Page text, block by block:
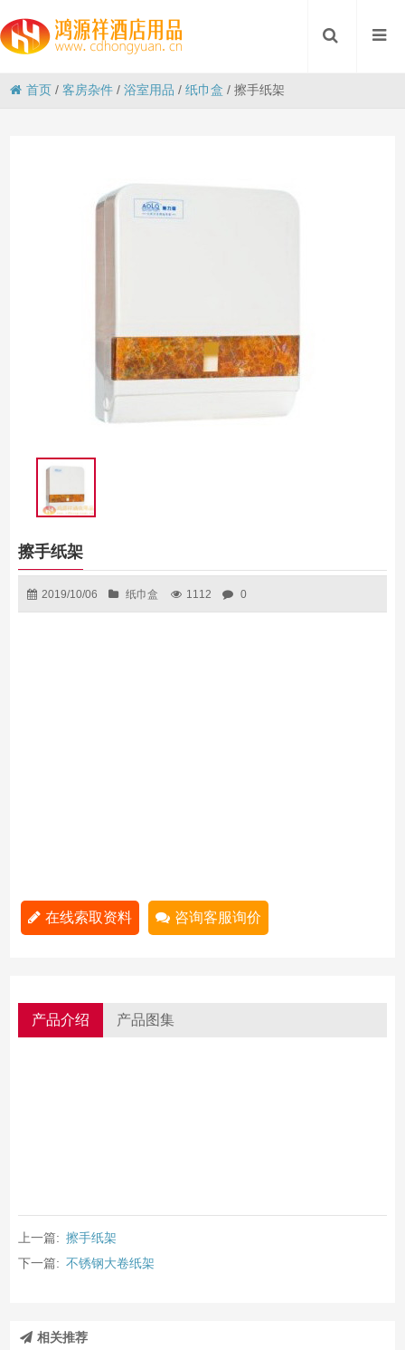
首页 /客房杂件 /浴室用品 /纸巾盒 /擦手纸架
擦手纸架
2019/10/06 纸巾盒 1112 0
在线索取资料 咨询客服询价
产品介绍 产品图集
上一篇: 擦手纸架
下一篇: 不锈钢大卷纸架
相关推荐